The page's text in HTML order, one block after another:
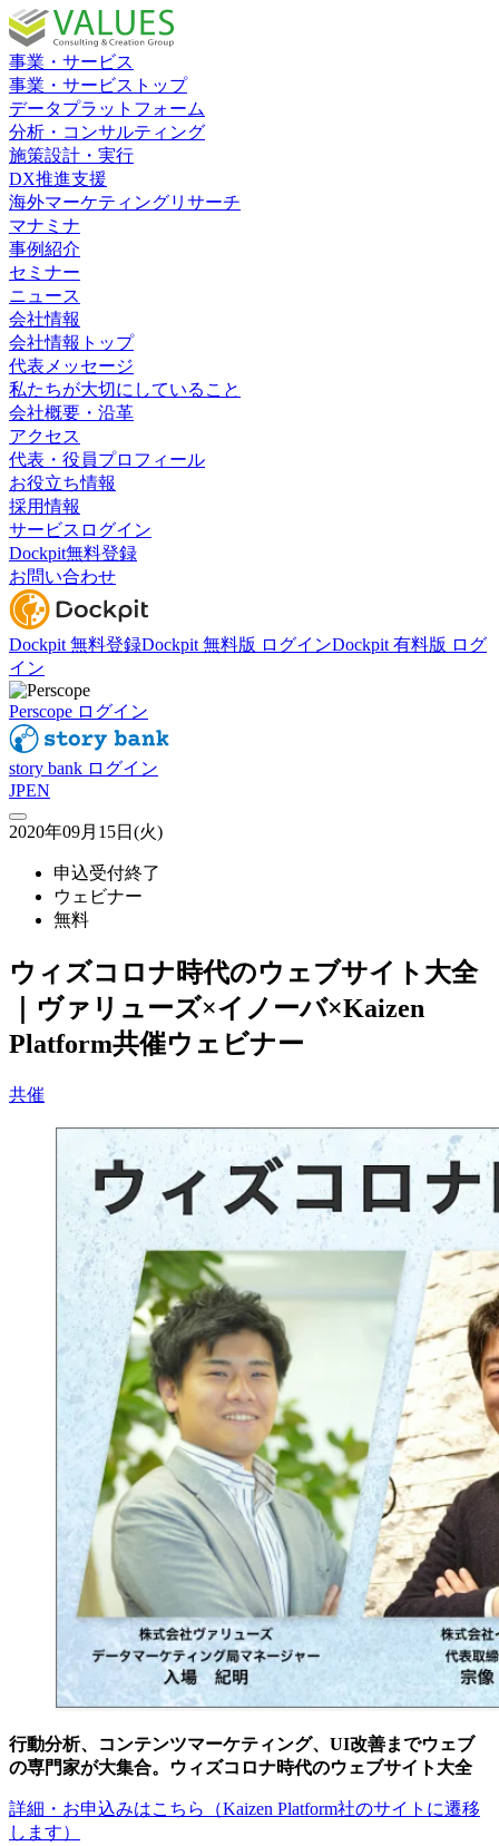
事業・サービス
事業・サービストップ
データプラットフォーム
分析・コンサルティング
施策設計・実行
DX推進支援
海外マーケティングリサーチ
マナミナ
事例紹介
セミナー
ニュース
会社情報
会社情報トップ
代表メッセージ
私たちが大切にしていること
会社概要・沿革
アクセス
代表・役員プロフィール
お役立ち情報
採用情報
サービスログイン
Dockpit無料登録
お問い合わせ
Dockpit 無料登録Dockpit 無料版 ログインDockpit 有料版 ログ
イン
Perscope ログイン
story bank ログイン
JPEN
2020年09月15日(火)
申込受付終了
ウェビナー
無料
ウィズコロナ時代のウェブサイト大全
｜ヴァリューズ×イノーバ×Kaizen
Platform共催ウェビナー
共催
行動分析、コンテンツマーケティング、UI改善までウェブ
の専門家が大集合。ウィズコロナ時代のウェブサイト大全
詳細・お申込みはこちら（Kaizen Platform社のサイトに遷移
します）